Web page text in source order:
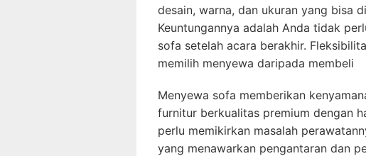
desain, warna, dan ukuran yang bisa
Keuntungannya adalah Anda tidak
sofa setelah acara berakhir.
memilih menyewa daripada membeli
Menyewa sofa memberikan
furnitur berkualitas premium dengan
perlu memikirkan masalah
yang menawarkan pengantaran dan